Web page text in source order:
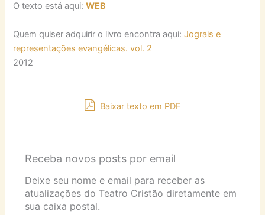
O texto está aqui:WEB
Quem quiser adquirir o livro encontra aqui:Jograis e
representações evangélicas. vol. 2
2012
Baixar texto em PDF
Receba novos posts por email
Deixe seu nome e email para receber as
atualizações do Teatro Cristão diretamente em
sua caixa postal.